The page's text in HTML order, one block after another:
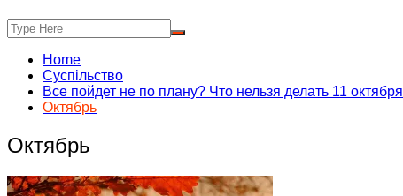
Home
Суспільство
Все пойдет не по плану? Что нельзя делать 11 октября
Октябрь
Октябрь